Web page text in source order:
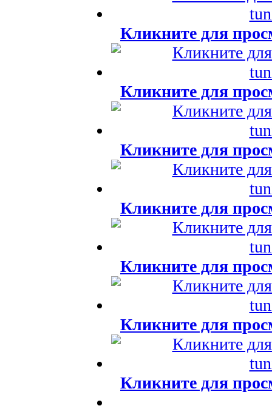
Кликните для
Кликните для
Кликните для
Кликните для
Кликните для
Кликните для
Кликните для